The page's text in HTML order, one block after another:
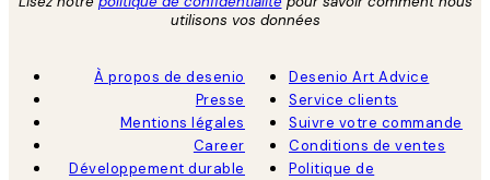
utilisons vos données
À propos de desenio
Presse
Mentions légales
Career
Développement durable
Desenio Art Advice
Service clients
Suivre votre commande
Conditions de ventes
Politique de